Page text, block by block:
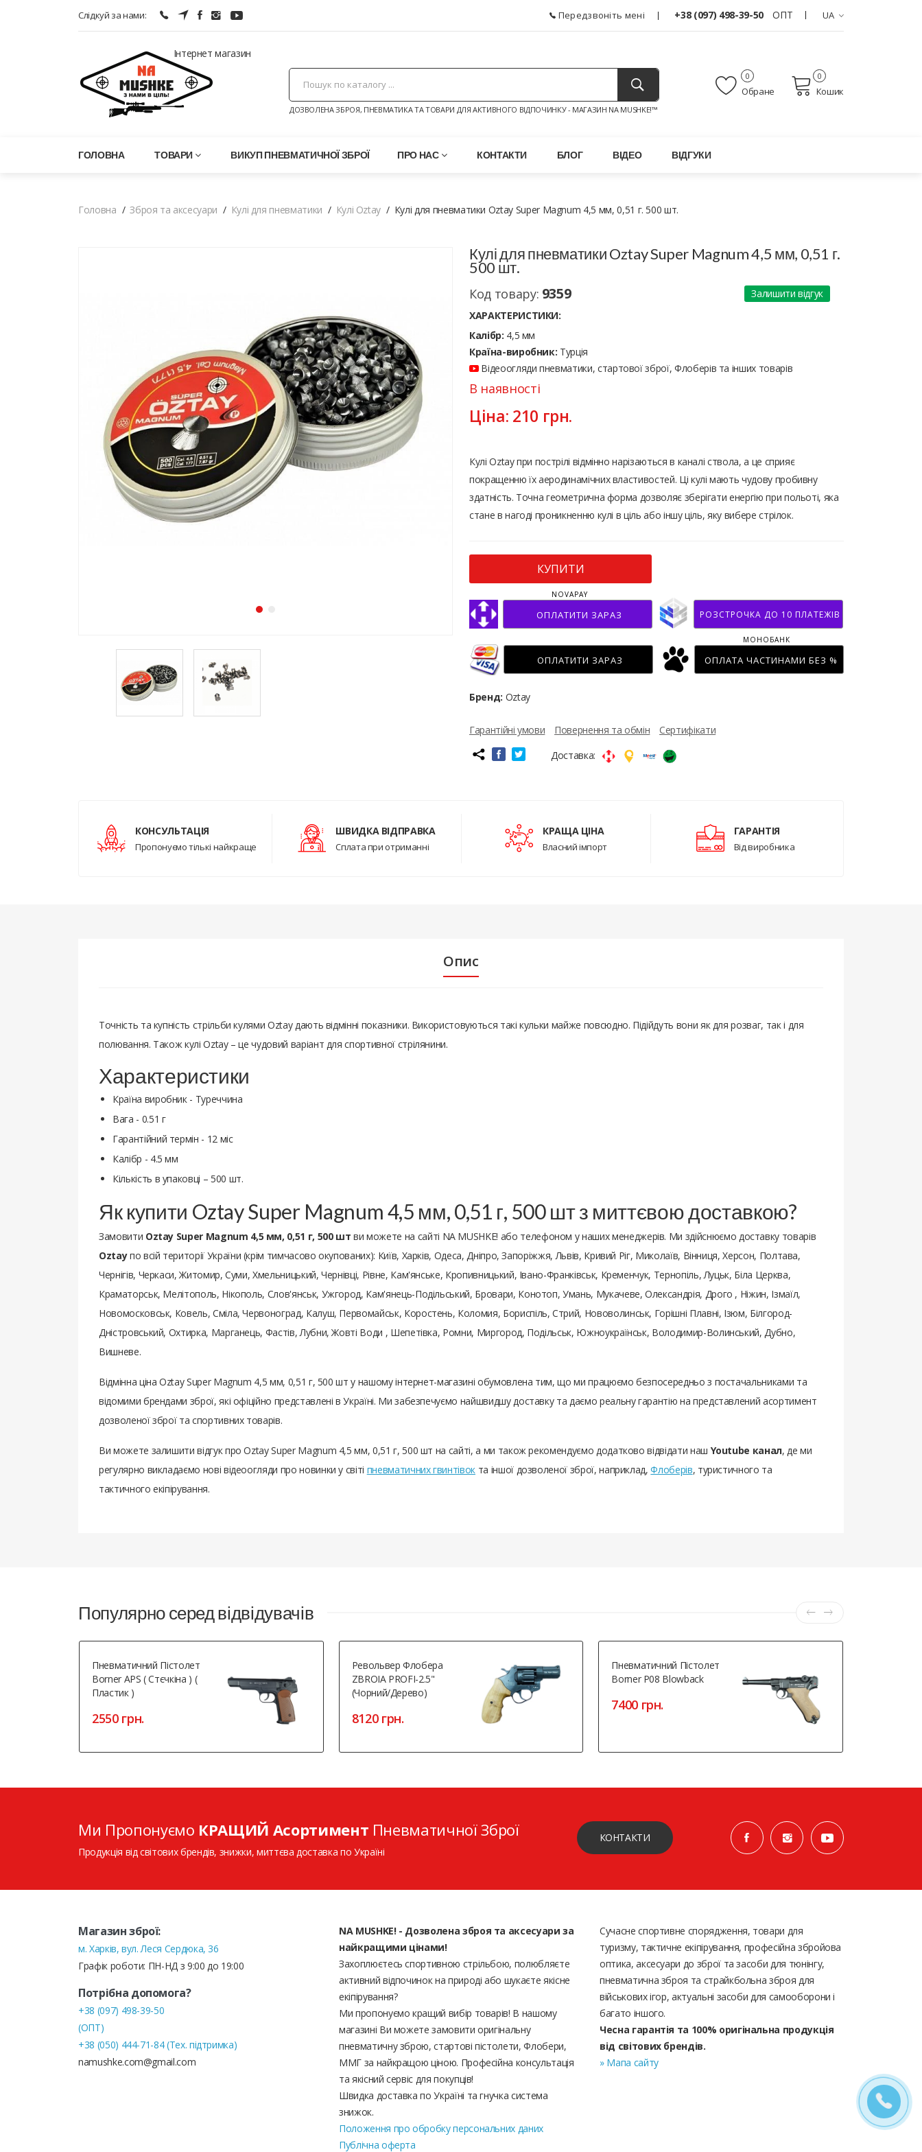
Слідкуй за нами: Передзвоніть мені +38 (097) 498-39-50 ОПТ UA
Інтернет магазин
ДОЗВОЛЕНА ЗБРОЯ, ПНЕВМАТИКА ТА ТОВАРИ ДЛЯ АКТИВНОГО ВІДПОЧИНКУ - МАГАЗИН NA MUSHKE!™
Обране
0
Кошик
0
ГОЛОВНА ТОВАРИ ВИКУП ПНЕВМАТИЧНОЇ ЗБРОЇ ПРО НАС КОНТАКТИ БЛОГ ВІДЕО ВІДГУКИ
Головна Зброя та аксесуари Кулі для пневматики Кулі Oztay Кулі для пневматики Oztay Super Magnum 4,5 мм, 0,51 г. 500 шт.
Кулі для пневматики Oztay Super Magnum 4,5 мм, 0,51 г.
500 шт.
Код товару: 9359
Залишити відгук
ХАРАКТЕРИСТИКИ:
Калібр: 4,5 мм
Країна-виробник: Турція
Відеоогляди пневматики, стартової зброї, Флоберів та інших товарів
В наявності
Ціна: 210 грн.
Кулі Oztay при пострілі відмінно нарізаються в каналі ствола, а це сприяє
покращенню їх аеродинамічних властивостей. Ці кулі мають чудову пробивну
здатність. Точна геометрична форма дозволяє зберігати енергію при польоті, яка
стане в нагоді проникненню кулі в ціль або іншу ціль, яку вибере стрілок.
КУПИТИ
ОПЛАТИТИ ЗАРАЗ
NOVAPAY
РОЗСТРОЧКА ДО 10 ПЛАТЕЖІВ
ОПЛАТИТИ ЗАРАЗ ОПЛАТА ЧАСТИНАМИ БЕЗ %
МОНОБАНК
Бренд: Oztay
Гарантійні умови Повернення та обмін
Сертифікати
Доставка:
КОНСУЛЬТАЦІЯ
Пропонуємо тількі найкраще
ШВИДКА ВІДПРАВКА
Сплата при отриманні
КРАЩА ЦІНА
Власний імпорт
ГАРАНТІЯ
Від виробника
Опис
Точність та купність стрільби кулями Oztay дають відмінні показники. Використовуються такі кульки майже повсюдно. Підійдуть вони як для розваг, так і для
полювання. Також кулі Oztay – це чудовий варіант для спортивної стрілянини.
Характеристики
Країна виробник - Туреччина
Вага - 0.51 г
Гарантійний термін - 12 міс
Калібр - 4.5 мм
Кількість в упаковці – 500 шт.
Як купити Oztay Super Magnum 4,5 мм, 0,51 г, 500 шт з миттєвою доставкою?
Замовити Oztay Super Magnum 4,5 мм, 0,51 г, 500 шт ви можете на сайті NA MUSHKE! або телефоном у наших менеджерів. Ми здійснюємо доставку товарів
Oztayпо всій території України (крім тимчасово окупованих): Київ, Харків, Одеса, Дніпро, Запоріжжя, Львів, Кривий Ріг, Миколаїв, Вінниця, Херсон, Полтава,
Чернігів, Черкаси, Житомир, Суми, Хмельницький, Чернівці, Рівне, Кам'янське, Кропивницький, Івано-Франківськ, Кременчук, Тернопіль, Луцьк, Біла Церква,
Краматорськ, Мелітополь, Нікополь, Слов'янськ, Ужгород, Кам'янець-Подільський, Бровари, Конотоп, Умань, Мукачеве, Олександрія, Дрого , Ніжин, Ізмаїл,
Новомосковськ, Ковель, Сміла, Червоноград, Калуш, Первомайськ, Коростень, Коломия, Бориспіль, Стрий, Нововолинськ, Горішні Плавні, Ізюм, Білгород-
Дністровський, Охтирка, Марганець, Фастів, Лубни, Жовті Води , Шепетівка, Ромни, Миргород, Подільськ, Южноукраїнськ, Володимир-Волинський, Дубно,
Вишневе.
Відмінна ціна Oztay Super Magnum 4,5 мм, 0,51 г, 500 шт у нашому інтернет-магазині обумовлена ​​тим, що ми працюємо безпосередньо з постачальниками та
відомими брендами зброї, які офіційно представлені в Україні. Ми забезпечуємо найшвидшу доставку та даємо реальну гарантію на представлений асортимент
дозволеної зброї та спортивних товарів.
Ви можете залишити відгук про Oztay Super Magnum 4,5 мм, 0,51 г, 500 шт на сайті, а ми також рекомендуємо додатково відвідати наш Youtube канал, де ми
регулярно викладаємо нові відеоогляди про новинки у світі пневматичних гвинтівок та іншої дозволеної зброї, наприклад,Флоберів, туристичного та
тактичного екіпірування.
Популярно серед відвідувачів
Пневматичний Пістолет
Borner APS ( Стєчкіна ) (
Пластик )
2550 грн.
Револьвер Флобера
ZBROIA PROFI-2.5"
(чорний/дерево)
8120 грн.
Пневматичний Пістолет
Borner P08 Blowback
7400 грн.
Ми Пропонуємо КРАЩИЙ Асортимент Пневматичної Зброї
Продукція від світових брендів, знижки, миттєва доставка по Україні
КОНТАКТИ
Магазин зброї:
м. Харків, вул. Леся Сердюка, 36
Графік роботи: ПН-НД з 9:00 до 19:00
Потрібна допомога?
+38 (097) 498-39-50
(ОПТ)
+38 (050) 444-71-84 (Тех. підтримка)
namushke.com@gmail.com
NA MUSHKE! - Дозволена зброя та аксесуари за
найкращими цінами!
Захоплюєтесь спортивною стрільбою, полюбляєте
активний відпочинок на природі або шукаєте якісне
екіпірування?
Ми пропонуємо кращий вибір товарів! В нашому
магазині Ви можете замовити оригінальну
пневматичну зброю, стартові пістолети, Флобери,
ММГ за найкращою ціною. Професійна консультація
та якісний сервіс для покупців!
Швидка доставка по Україні та гнучка система
знижок.
Положення про обробку персональних даних
Публічна оферта
Сучасне спортивне спорядження, товари для
туризму, тактичне екіпірування, професійна збройова
оптика, аксесуари до зброї та засоби для тюнінгу,
пневматична зброя та страйкбольна зброя для
військових ігор, актуальні засоби для самооборони і
багато іншого.
Чесна гарантія та 100% оригінальна продукція
від світових брендів.
» Мапа сайту